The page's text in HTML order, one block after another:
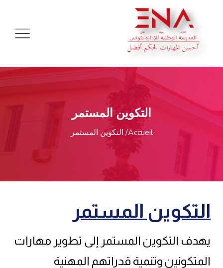
التكوين المستمر
Accueil التكوين المستمر
التكوين المستمر
يهدف التكوين المستمر إلى تطوير مهارات
المتكونين وتنمية قدراتهم المهنية